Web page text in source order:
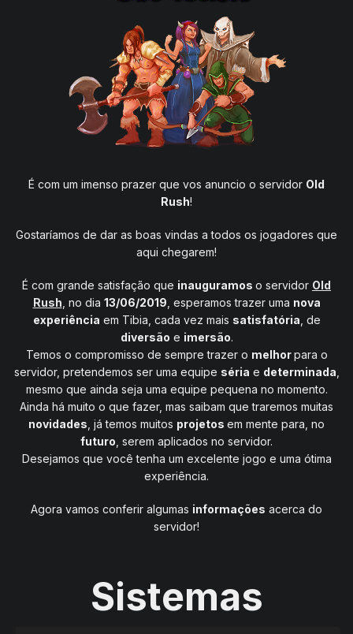
É com um imenso prazer que vos anuncio o servidor Old
Rush!
Gostaríamos de dar as boas vindas a todos os jogadores que
aqui chegarem!
É com grande satisfação que inauguramos o servidor Old
Rush , no dia 13/06/2019 , esperamos trazer uma nova
experiência em Tibia, cada vez mais satisfatória , de
diversão e imersão.
Temos o compromisso de sempre trazer o melhorpara o
servidor, pretendemos ser uma equipe séria e determinada
mesmo que ainda seja uma equipe pequena no momento.
Ainda há muito o que fazer, mas saibam que traremos muitas
novidades , já temos muitos projetos em mente para, no
futuro , serem aplicados no servidor.
Desejamos que você tenha um excelente jogo e uma ótima
experiência.
Agora vamos conferir algumas informações acerca do
servidor!
Sistemas